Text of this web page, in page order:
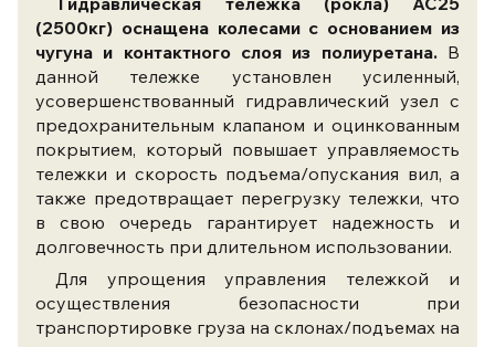
(2500кг) оснащена колесами с основанием из
чугуна и контактного слоя из полиуретана. В
данной тележке установлен усиленный,
усовершенствованный гидравлический узел с
предохранительным клапаном и оцинкованным
покрытием, который повышает управляемость
тележки и скорость подъема/опускания вил, а
также предотвращает перегрузку тележки, что
в свою очередь гарантирует надежность и
долговечность при длительном использовании.
Для упрощения управления тележкой и
осуществления безопасности при
транспортировке груза на склонах/подъемах на